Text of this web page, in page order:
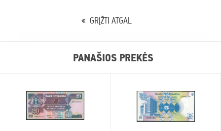
GRĮŽTI ATGAL
PANAŠIOS PREKĖS